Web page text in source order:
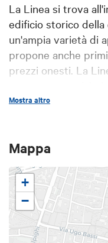
La Linea si trova
edificio storico
un'ampia varietà di
propone anche
prezzi onesti. La
espongono proprio
letteratura.
Credits:https://
Mostra altro
Mappa
+
−